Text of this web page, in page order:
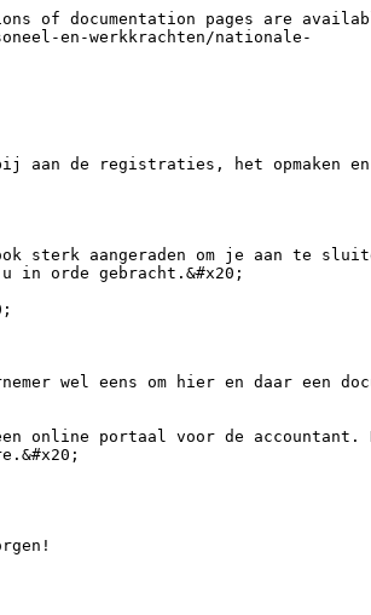
of documentation pages are
en-werkkrachten/nationale-
aan de registraties, het opmaken
sterk aangeraden om je aan te
orde gebracht.&#x20;
wel eens om hier en daar een
online portaal voor de accountant.